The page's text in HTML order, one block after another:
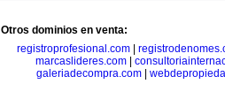
Otros dominios en venta:
registroprofesional.com|
marcaslideres.com
galeriadecompra.com|